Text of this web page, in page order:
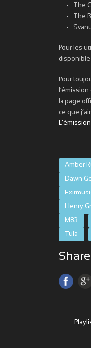
The
The
Pour les
disponible
Pour
l’émission
la page
ce que
Amber
Dawn
Henry
M83
Tula